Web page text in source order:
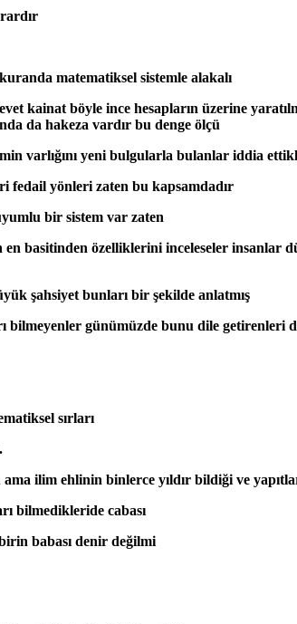
matematiksel sistemle alakalı
kainat böyle ince hesapların üzerine
da hakeza vardır bu denge ölçü
varlığını yeni bulgularla bulanlar iddia
fedail yönleri zaten bu kapsamdadır
bir sistem var zaten
en basitinden özelliklerini inceleseler insanlar
şahsiyet bunları bir şekilde anlatmış
bilmeyenler günümüzde bunu dile getirenleri
sırları
ilim ehlinin binlerce yıldır bildiği ve
bilmedikleride cabası
babası denir değilmi